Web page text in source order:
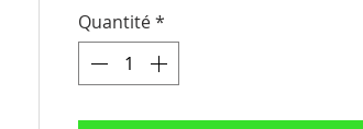
Quantité*